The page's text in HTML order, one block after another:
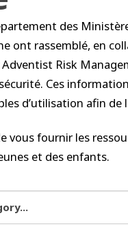
des
ont rassemblé, en
Risk
Ces
d’utilisation afin de
vous fournir les
et des enfants.